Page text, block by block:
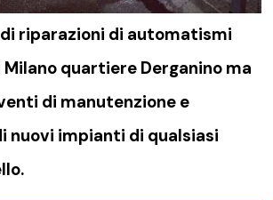
riparazioni di automatismi
Milano quartiere Derganino ma
di manutenzione e
nuovi impianti di qualsiasi